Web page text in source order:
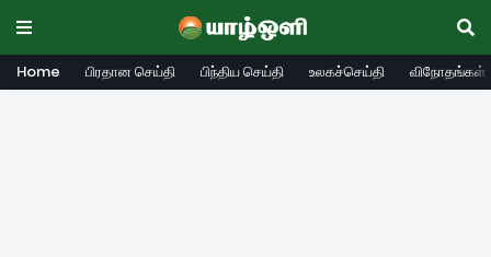
Home பிரதான செய்தி பிந்திய செய்தி உலகச்செய்தி விநோதங்கள்